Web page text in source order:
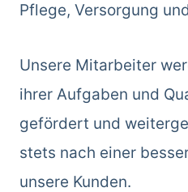
Pflege, Versorgung
Unsere Mitarbeiter
ihrer Aufgaben und
gefördert und
stets nach einer
unsere Kunden.